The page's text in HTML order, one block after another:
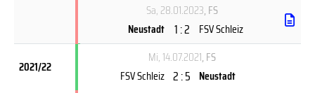
Sa, 28.01.2023, FS
Neustadt 1 : 2 FSV Schleiz
2021/22
Mi, 14.07.2021, FS
FSV Schleiz 2 : 5 Neustadt